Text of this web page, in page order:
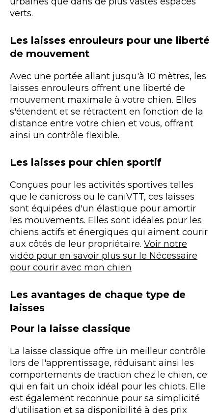
verts.
Les laisses enrouleurs pour une liberté
de mouvement
Avec une portée allant jusqu'à 10 mètres, les
laisses enrouleurs offrent une liberté de
mouvement maximale à votre chien. Elles
s'étendent et se rétractent en fonction de la
distance entre votre chien et vous, offrant
ainsi un contrôle flexible.
Les laisses pour chien sportif
Conçues pour les activités sportives telles
que le canicross ou le caniVTT, ces laisses
sont équipées d'un élastique pour amortir
les mouvements. Elles sont idéales pour les
chiens actifs et énergiques qui aiment courir
aux côtés de leur propriétaire. Voir notre
vidéo pour en savoir plus sur le Nécessaire
pour courir avec mon chien
Les avantages de chaque type de
laisses
Pour la laisse classique
La laisse classique offre un meilleur contrôle
lors de l'apprentissage, réduisant ainsi les
comportements de traction chez le chien, ce
qui en fait un choix idéal pour les chiots. Elle
est également reconnue pour sa simplicité
d'utilisation et sa disponibilité à des prix